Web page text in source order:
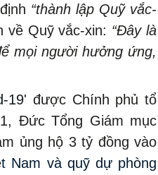
“thành lập Quỹ vắc-
Quỹ vắc-xin: “Đây là
mọi người hưởng ứng,
19' được Chính phủ tổ
Đức Tổng Giám mục
ủng hộ 3 tỷ đồng vào
Nam và quỹ dự phòng